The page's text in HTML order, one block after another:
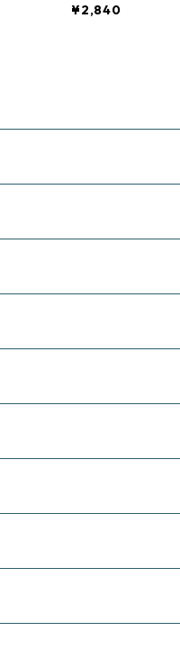
¥2,840